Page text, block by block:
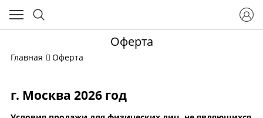
Оферта
Главная Оферта
г. Москва 2026 год